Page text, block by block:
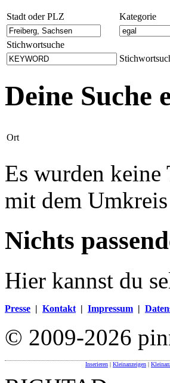
Stadt oder PLZ Kategorie
Stichwortsuche
Deine Suche
Ort
Es wurden keine
mit dem
Nichts
Hier kannst du
Presse | Kontakt | Impressum |
© 2009-2026
Inserieren | Kleinanzeigen |